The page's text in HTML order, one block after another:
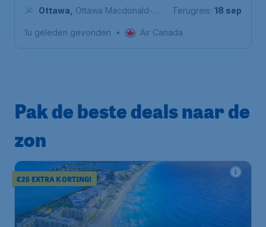
Schiphol
Ottawa
Ottawa Macdonald-
Terugreis: 18 sep
1u geleden gevonden • Air Canada
Pak de beste deals naar de
zon
€25 EXTRA KORTING!